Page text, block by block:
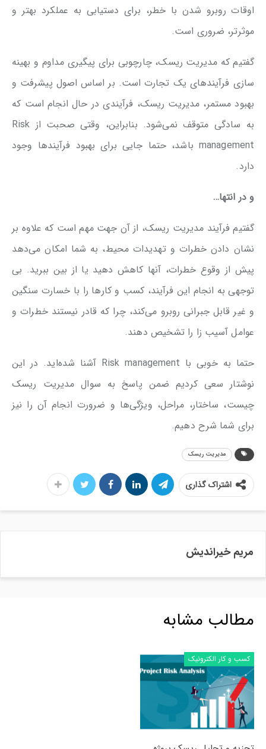
اوقات روبرو شدن با خطر، برای دستیابی به عملکرد بهتر و
موثرتر، ضروری است.
گفتیم که مدیریت ریسک، چارچوبی برای پیگیری مداوم و بهینه
سازی فرآیندهای یک تجارت است. بر اساس اصول پیشرفت و
بهبود مستمر، مدیریت ریسک، فرآیندی در حال انجام است که
به سادگی متوقف نمی‌شود. بنابراین، وقتی صحبت از Risk
management باشد، حتما جایی برای بهبود فرآیندها وجود
دارد.
و در انتها…
گفتیم فرآیند مدیریت ریسک، از آن جهت مهم است که علاوه بر
نشان دادن خطرات و تهدیدات محیط، به شما امکان می‌دهد
پیش از وقوع خطرات، آنها کاهش دهید یا از بین ببرید. بی
توجهی به انجام این فرآیند، کسب و کارها را با خسارت سنگین
و غیر قابل جبرانی روبرو می‌کند، چرا که قادر نیستند خطرات و
عوامل آسیب زا را تشخیص دهند.
حتما به خوبی با Risk management آشنا شده‌اید. در این
نوشتار سعی کردیم ضمن پاسخ به سوال مدیریت ریسک
چیست، ساختار، مراحل، ویژگی‌ها و ضرورت انجام آن را نیز
برای شما شرح دهیم.
مدیریت ریسک
اشتراک گذاری
مریم خیراندیش
مطالب مشابه
کسب و کار الکترونیک